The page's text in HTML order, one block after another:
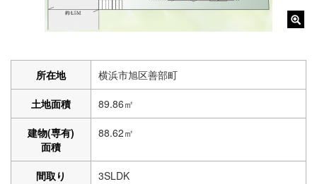
所在地 横浜市旭区善部町
土地面積 89.86㎡
建物(専有)
面積
88.62㎡
間取り 3SLDK